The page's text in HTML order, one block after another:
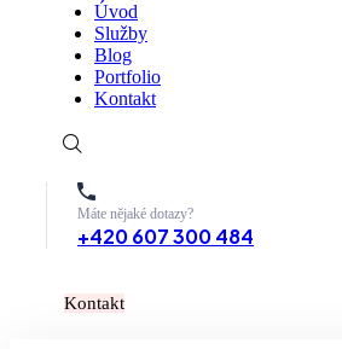
Úvod
Služby
Blog
Portfolio
Kontakt
Máte nějaké dotazy?
+420 607 300 484
Kontakt